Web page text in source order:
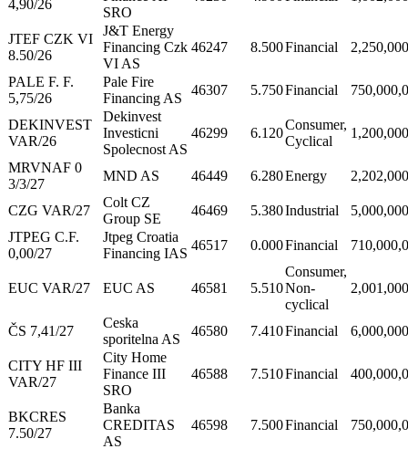
4,90/26
SRO
JTEF CZK VI
8.50/26
J&T Energy
Financing Czk
VI AS
46247 8.500Financial
PALE F. F.
5,75/26
Pale Fire
Financing AS
46307 5.750Financial
DEKINVEST
VAR/26
Dekinvest
Investicni
Spolecnost AS
46299 6.120
Consumer,
Cyclical
MRVNAF 0
3/3/27
MND AS 46449 6.280Energy
CZG VAR/27
Colt CZ
Group SE
46469 5.380Industrial
JTPEG C.F.
0,00/27
Jtpeg Croatia
Financing IAS
46517 0.000Financial
EUC VAR/27 EUC AS 46581 5.510
Consumer,
Non-
cyclical
ČS 7,41/27
Ceska
sporitelna AS
46580 7.410Financial
CITY HF III
VAR/27
City Home
Finance III
SRO
46588 7.510Financial
BKCRES
7.50/27
Banka
CREDITAS
AS
46598 7.500Financial